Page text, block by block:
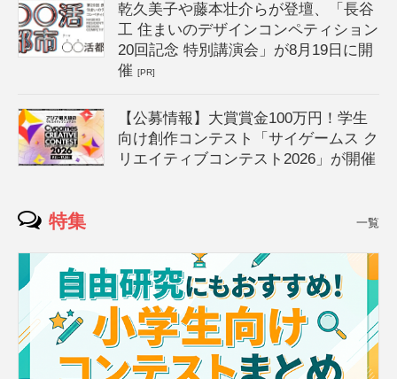
乾久美子や藤本壮介らが登壇、「長谷
工 住まいのデザインコンペティション
20回記念 特別講演会」が8月19日に開
催[PR]
【公募情報】大賞賞金100万円！学生
向け創作コンテスト「サイゲームス ク
リエイティブコンテスト2026」が開催
特集 一覧